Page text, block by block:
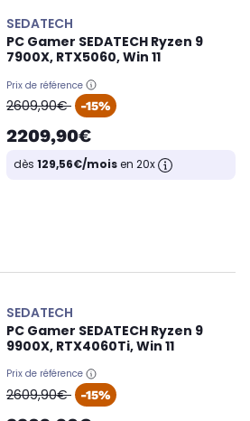
SEDATECH
PC Gamer SEDATECH Ryzen 9
7900X, RTX5060, Win 11
Prix de référence
oldPrice
2609,90€ -15%
2209,90€
dès 129,56€/moisen 20x
SEDATECH
PC Gamer SEDATECH Ryzen 9
9900X, RTX4060Ti, Win 11
Prix de référence
oldPrice
2609,90€ -15%